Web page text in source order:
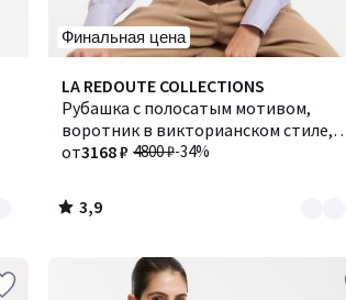
Финальная цена
LA REDOUTE COLLECTIONS
Рубашка с полосатым мотивом,
воротник в викторианском стиле,
CHARLÈNE / ШАРЛЕН
4800 ₽-34%
от3168 ₽
3,9
/ 5
Количество
цветов:
2
3,9
/